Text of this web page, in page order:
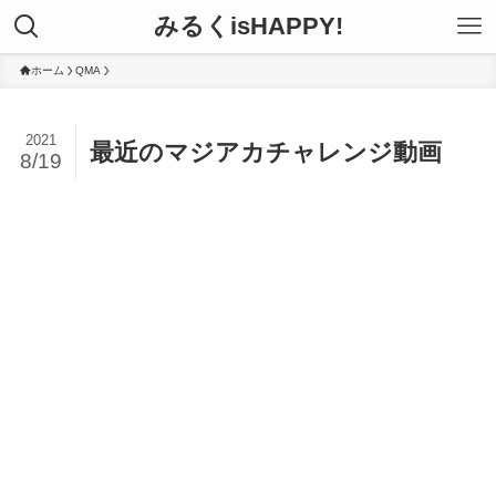
みるくisHAPPY!
ホーム QMA
最近のマジアカチャレンジ動画
2021
8/19